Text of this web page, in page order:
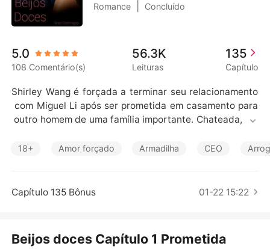
Sair
Baixar App
Contos
Bilionários
Contos Curtos
Romance Concluído
5.0
108 Comentário(s)
56.3K
Leituras
135
Capítulo
Shirley Wang é forçada a terminar seu relacionamento
com Miguel Li após ser prometida em casamento para
outro homem de uma família importante. Chateada, ela
ntrara em seu quarto, forçando-a até sua completa ren
heiro e se depara com Lucien Li, o tio de Miguel, e justa
os ao descobrir que não era mais virgem, ou encarar Lu
18+ Amor forçado Armadilha CEO
Capítulo 135 Bônus 01-22 15:22
Beijos doces Capítulo 1 Prometida